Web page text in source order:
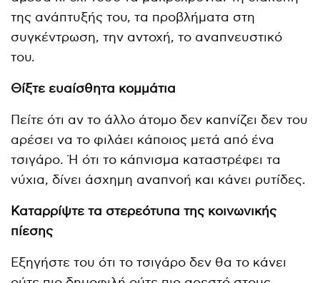
της ανάπτυξής του, τα προβλήματα στη
συγκέντρωση, την αντοχή, το αναπνευστικό
του.
Θίξτε ευαίσθητα κομμάτια
Πείτε ότι αν το άλλο άτομο δεν καπνίζει δεν του
αρέσει να το φιλάει κάποιος μετά από ένα
τσιγάρο. Ή ότι το κάπνισμα καταστρέφει τα
νύχια, δίνει άσχημη αναπνοή και κάνει ρυτίδες.
Καταρρίψτε τα στερεότυπα της κοινωνικής
πίεσης
Εξηγήστε του ότι το τσιγάρο δεν θα το κάνει